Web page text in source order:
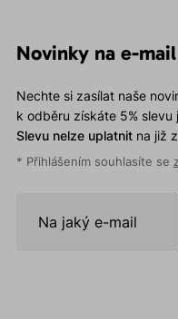
Novinky na e-mail
Nechte si zasílat naše
k odběru získáte 5%
Slevu nelze uplatnitna již
* Přihlášením souhlasíte se